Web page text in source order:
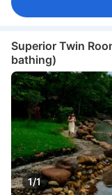
Superior Twin
bathing)
1/1